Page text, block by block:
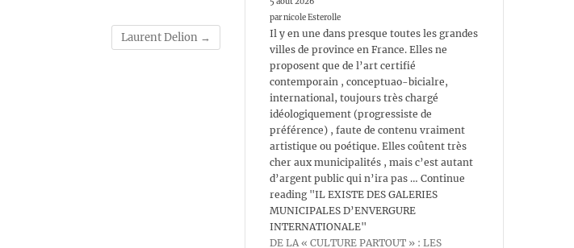
Laurent Delion →
par nicole Esterolle
Il y en une dans presque toutes les grandes
villes de province en France. Elles ne
proposent que de l’art certifié
contemporain , conceptuao-bicialre,
international, toujours très chargé
idéologiquement (progressiste de
préférence) , faute de contenu vraiment
artistique ou poétique. Elles coûtent très
cher aux municipalités , mais c’est autant
d’argent public qui n’ira pas … Continue
reading "IL EXISTE DES GALERIES
MUNICIPALES D’ENVERGURE
INTERNATIONALE"
DE LA « CULTURE PARTOUT » : LES